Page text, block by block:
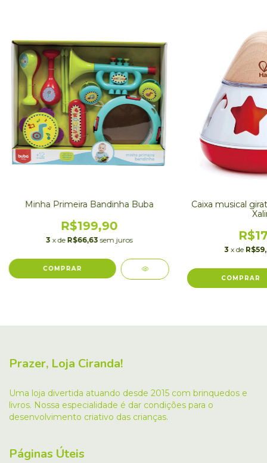
Minha Primeira Bandinha Buba
R$199,90
3 x de R$66,63 sem juros
Caixa musical
3 x de
Prazer, Loja Ciranda!
Uma loja divertida atuando desde 2015 com brinquedos e
livros. Nossa especialidade é dar condições para o
desenvolvimento criativo das crianças.
Páginas Úteis